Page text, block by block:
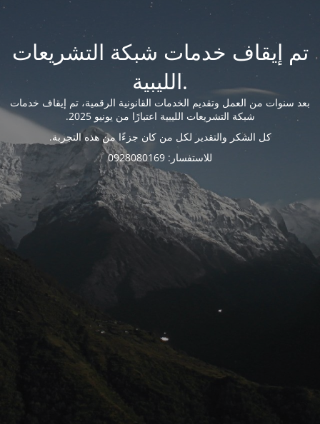
تم إيقاف خدمات شبكة التشريعات
الليبية.
بعد سنوات من العمل وتقديم الخدمات القانونية الرقمية، تم إيقاف خدمات
شبكة التشريعات الليبية اعتبارًا من يونيو 2025.
كل الشكر والتقدير لكل من كان جزءًا من هذه التجربة.
للاستفسار: 0928080169